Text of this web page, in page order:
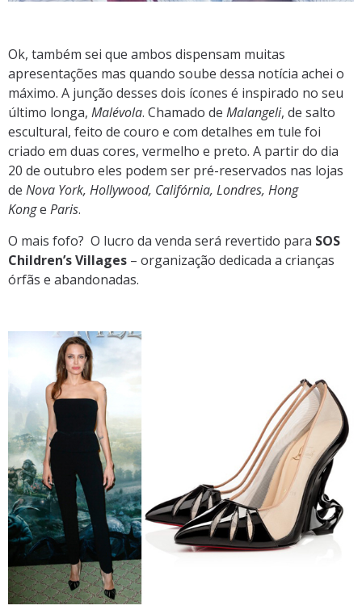
Ok, também sei que ambos dispensam muitas
apresentações mas quando soube dessa notícia achei o
máximo. A junção desses dois ícones é inspirado no seu
último longa, Malévola. Chamado de Malangeli, de salto
escultural, feito de couro e com detalhes em tule foi
criado em duas cores, vermelho e preto. A partir do dia
20 de outubro eles podem ser pré-reservados nas lojas
de Nova York, Hollywood, Califórnia, Londres, Hong
Konge Paris.
O mais fofo? O lucro da venda será revertido para SOS
Children’s Villages – organização dedicada a crianças
órfãs e abandonadas.